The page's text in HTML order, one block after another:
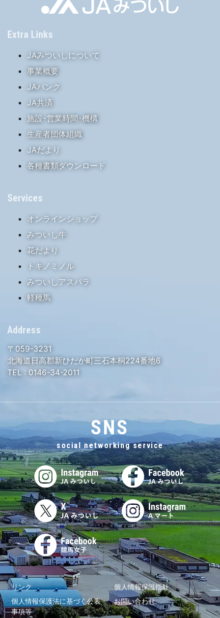
Extra Links
JAみついしについて
事業概要
JAバンク
JA共済
施設･営業時間･機構
生産者団体組織
JAだより
各種書類ダウンロード
Services
オンラインショップ
みついし牛
花だより
トキノミノル
みついしアスパラ
軽種馬
Address
〒059-3231
北海道日高郡新ひだか町三石本桐224番地6
TEL : 0146-34-2011
SNS
social networking service
リンク
個人情報保護指針
個人情報保護法に基づく公表
事項等
お問い合わせ